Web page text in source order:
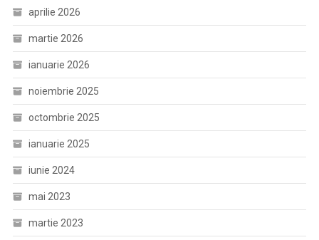
aprilie 2026
martie 2026
ianuarie 2026
noiembrie 2025
octombrie 2025
ianuarie 2025
iunie 2024
mai 2023
martie 2023